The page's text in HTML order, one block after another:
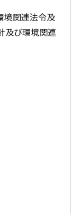
境関連法令及
及び環境関連